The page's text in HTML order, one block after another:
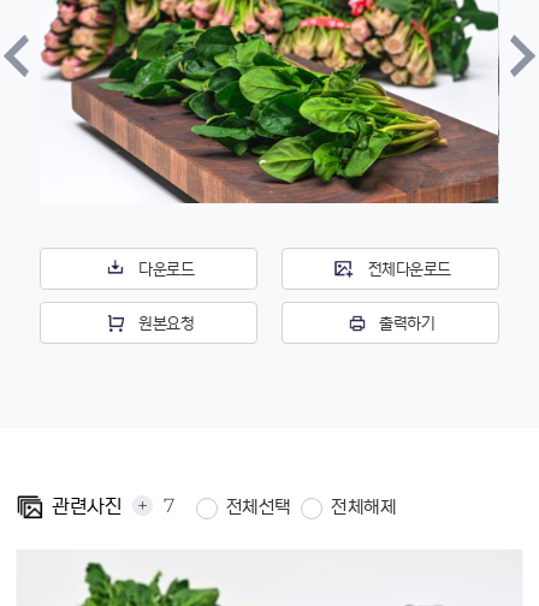
다운로드 전체다운로드
원본요청 출력하기
관련사진 + 7 전체선택 전체해제